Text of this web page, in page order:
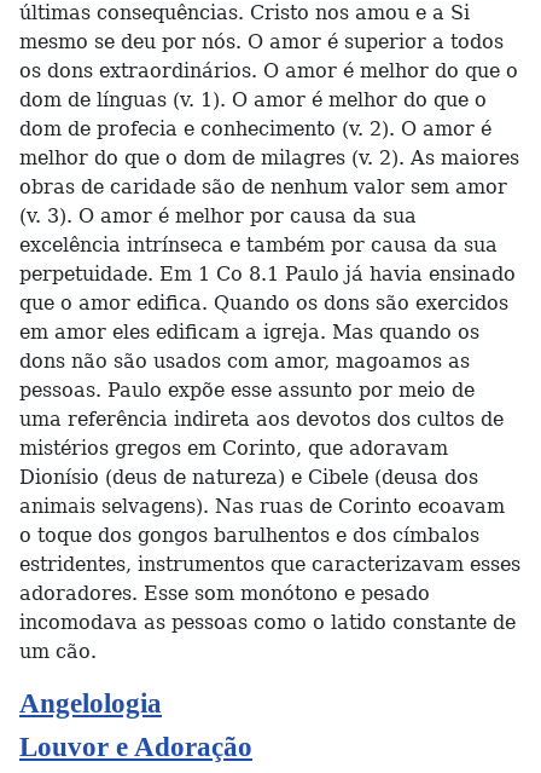
últimas consequências. Cristo nos amou e a Si
mesmo se deu por nós. O amor é superior a todos
os dons extraordinários. O amor é melhor do que o
dom de línguas (v. 1). O amor é melhor do que o
dom de profecia e conhecimento (v. 2). O amor é
melhor do que o dom de milagres (v. 2). As maiores
obras de caridade são de nenhum valor sem amor
(v. 3). O amor é melhor por causa da sua
excelência intrínseca e também por causa da sua
perpetuidade. Em 1 Co 8.1 Paulo já havia ensinado
que o amor edifica. Quando os dons são exercidos
em amor eles edificam a igreja. Mas quando os
dons não são usados com amor, magoamos as
pessoas. Paulo expõe esse assunto por meio de
uma referência indireta aos devotos dos cultos de
mistérios gregos em Corinto, que adoravam
Dionísio (deus de natureza) e Cibele (deusa dos
animais selvagens). Nas ruas de Corinto ecoavam
o toque dos gongos barulhentos e dos címbalos
estridentes, instrumentos que caracterizavam esses
adoradores. Esse som monótono e pesado
incomodava as pessoas como o latido constante de
um cão.
Angelologia
Louvor e Adoração